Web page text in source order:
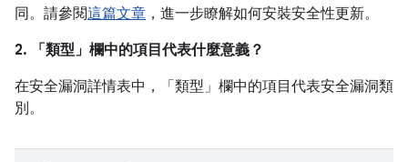
同。請參閱這篇文章 ，進一步瞭解如何安裝安全性更新。
2. 「類型」 欄中的項目代表什麼意義？
在安全漏洞詳情表中，「類型」 欄中的項目代表安全漏洞類
別。